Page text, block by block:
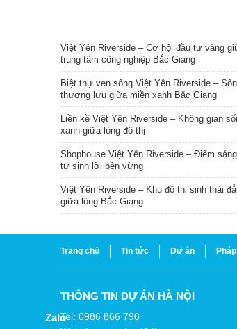
Việt Yên Riverside – Cơ hội đầu tư vàng
trung tâm công nghiệp Bắc Giang
Biệt thự ven sông Việt Yên Riverside –
thượng lưu giữa miền xanh Bắc Giang
Liền kề Việt Yên Riverside – Không gian
xanh giữa lòng đô thị
Shophouse Việt Yên Riverside – Điểm
tư sinh lời bền vững
Việt Yên Riverside – Khu đô thị sinh thái
giữa lòng Bắc Giang
Trang chủ Tin tức Dự án
THÔNG TIN DỰ ÁN HÀ NỘI
Tel: 0986 866 790
Zalo